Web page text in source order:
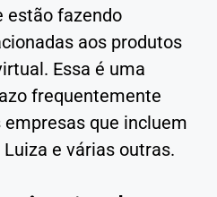
estão fazendo
aos produtos
Essa é uma
frequentemente
que incluem
e várias outras.